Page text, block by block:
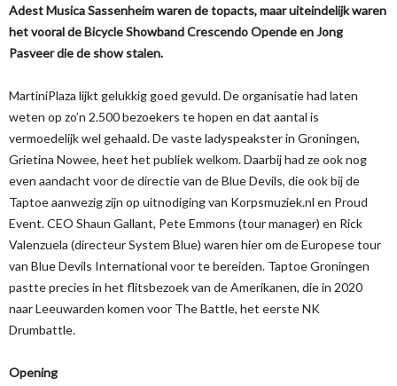
Adest Musica Sassenheim waren de topacts, maar uiteindelijk waren
het vooral de Bicycle Showband Crescendo Opende en Jong
Pasveer die de show stalen.
MartiniPlaza lijkt gelukkig goed gevuld. De organisatie had laten
weten op zo’n 2.500 bezoekers te hopen en dat aantal is
vermoedelijk wel gehaald. De vaste ladyspeakster in Groningen,
Grietina Nowee, heet het publiek welkom. Daarbij had ze ook nog
even aandacht voor de directie van de Blue Devils, die ook bij de
Taptoe aanwezig zijn op uitnodiging van Korpsmuziek.nl en Proud
Event. CEO Shaun Gallant, Pete Emmons (tour manager) en Rick
Valenzuela (directeur System Blue) waren hier om de Europese tour
van Blue Devils International voor te bereiden. Taptoe Groningen
pastte precies in het flitsbezoek van de Amerikanen, die in 2020
naar Leeuwarden komen voor The Battle, het eerste NK
Drumbattle.
Opening